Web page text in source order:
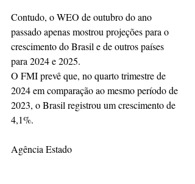
Contudo, o WEO de outubro do ano
passado apenas mostrou projeções para o
crescimento do Brasil e de outros países
para 2024 e 2025.
O FMI prevê que, no quarto trimestre de
2024 em comparação ao mesmo período de
2023, o Brasil registrou um crescimento de
4,1%.
Agência Estado